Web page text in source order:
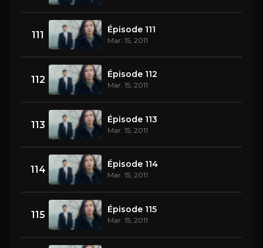
111 Épisode 111
Mar. 15, 2011
112 Épisode 112
Mar. 15, 2011
113 Épisode 113
Mar. 15, 2011
114 Épisode 114
Mar. 15, 2011
115 Épisode 115
Mar. 15, 2011